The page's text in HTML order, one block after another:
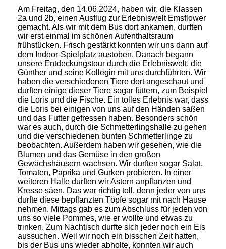
Am Freitag, den 14.06.2024, haben wir, die Klassen
2a und 2b, einen Ausflug zur Erlebniswelt Emsflower
gemacht. Als wir mit dem Bus dort ankamen, durften
wir erst einmal im schönen Aufenthaltsraum
frühstücken. Frisch gestärkt konnten wir uns dann auf
dem Indoor-Spielplatz austoben. Danach begann
unsere Entdeckungstour durch die Erlebniswelt, die
Günther und seine Kollegin mit uns durchführten. Wir
haben die verschiedenen Tiere dort angeschaut und
durften einige dieser Tiere sogar füttern, zum Beispiel
die Loris und die Fische. Ein tolles Erlebnis war, dass
die Loris bei einigen von uns auf den Händen saßen
und das Futter gefressen haben. Besonders schön
war es auch, durch die Schmetterlingshalle zu gehen
und die verschiedenen bunten Schmetterlinge zu
beobachten. Außerdem haben wir gesehen, wie die
Blumen und das Gemüse in den großen
Gewächshäusern wachsen. Wir durften sogar Salat,
Tomaten, Paprika und Gurken probieren. In einer
weiteren Halle durften wir Astern anpflanzen und
Kresse säen. Das war richtig toll, denn jeder von uns
durfte diese bepflanzten Töpfe sogar mit nach Hause
nehmen. Mittags gab es zum Abschluss für jeden von
uns so viele Pommes, wie er wollte und etwas zu
trinken. Zum Nachtisch durfte sich jeder noch ein Eis
aussuchen. Weil wir noch ein bisschen Zeit hatten,
bis der Bus uns wieder abholte, konnten wir auch